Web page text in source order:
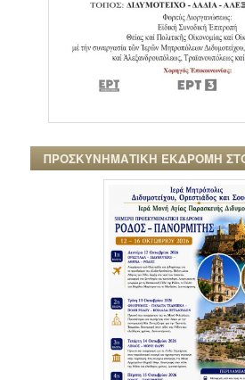
ΠΡΟΣΚΥΝΗΜΑΤΙΚΗ ΕΚΔΡΟΜΗ